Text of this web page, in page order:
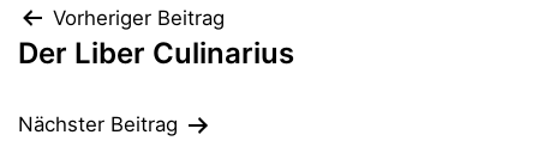
Beitragsnavigation
Vorheriger Beitrag
Der Liber Culinarius
Nächster Beitrag